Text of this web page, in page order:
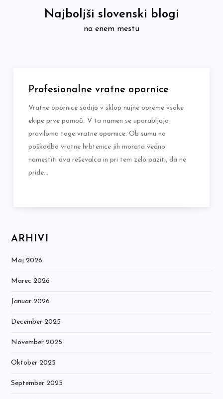
Najboljši slovenski blogi
na enem mestu
Profesionalne vratne opornice
Vratne opornice sodijo v sklop nujne opreme vsake
ekipe prve pomoči. V ta namen se uporabljajo
praviloma toge vratne opornice. Ob sumu na
poškodbo vratne hrbtenice jih morata vedno
namestiti dva reševalca in pri tem zelo paziti, da ne
pride…
ARHIVI
Maj 2026
Marec 2026
Januar 2026
December 2025
November 2025
Oktober 2025
September 2025